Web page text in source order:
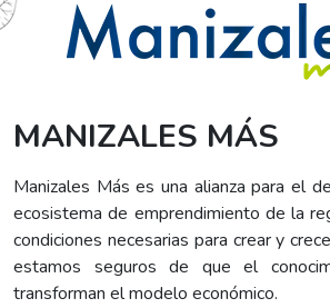
MANIZALES MÁS
Manizales Más es una alianza para el
ecosistema de emprendimiento de la
condiciones necesarias para crear y
estamos seguros de que el
transforman el modelo económico.